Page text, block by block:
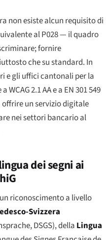
non esiste alcun requisito di
al P028 — il quadro
fornire
che su standard. In
e gli uffici cantonali per la
2.1 AA e a EN 301 549
un servizio digitale
nei settori bancario al
dei segni ai
riconoscimento a livello
Svizzera
, DSGS), della Lingua